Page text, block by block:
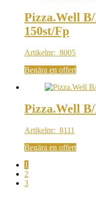
Pizza.Well
150st/Fp
Artikelnr: 8005
Begära en offert
Pizza.Well
Artikelnr: 8111
Begära en offert
1
2
3